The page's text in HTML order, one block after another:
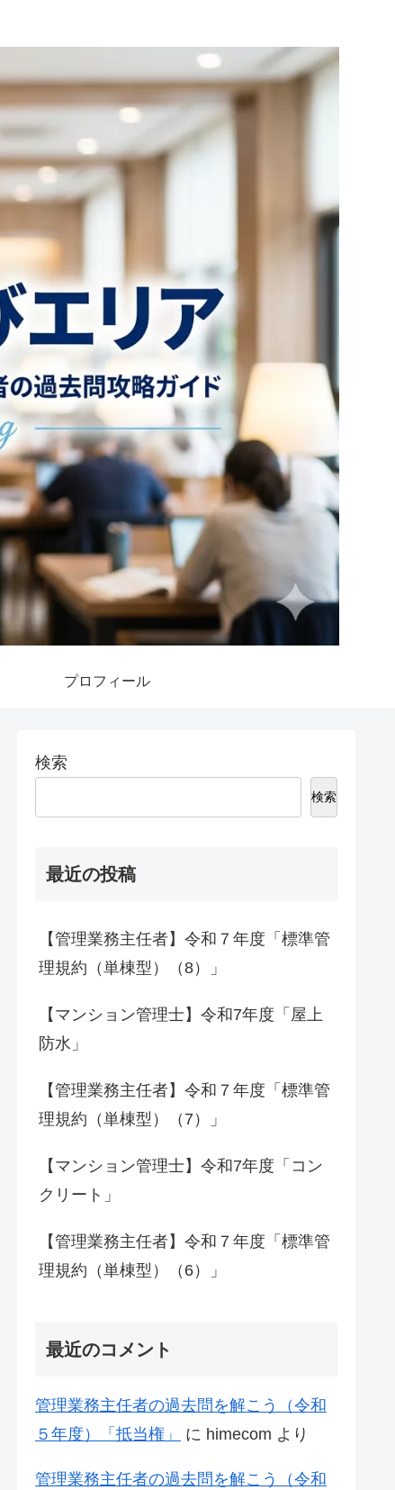
プロフィール
検索
検索
最近の投稿
【管理業務主任者】令和７年度「標準管
理規約（単棟型）（8）」
【マンション管理士】令和7年度「屋上
防水」
【管理業務主任者】令和７年度「標準管
理規約（単棟型）（7）」
【マンション管理士】令和7年度「コン
クリート」
【管理業務主任者】令和７年度「標準管
理規約（単棟型）（6）」
最近のコメント
管理業務主任者の過去問を解こう（令和
５年度）「抵当権」
に himecom より
管理業務主任者の過去問を解こう（令和